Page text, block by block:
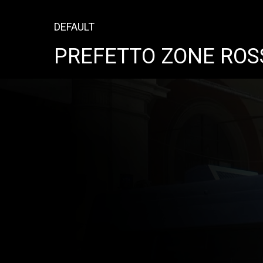
DEFAULT
PREFETTO ZONE